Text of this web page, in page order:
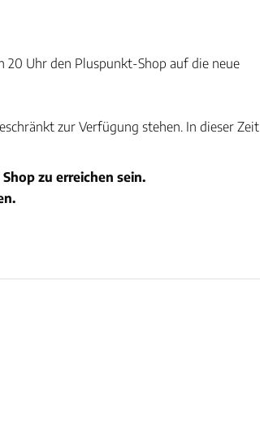
20 Uhr den Pluspunkt-Shop auf die neue
zur Verfügung stehen. In dieser Zeit
zu erreichen sein.